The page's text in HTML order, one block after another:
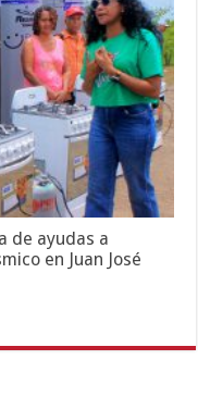
de ayudas a
en Juan José